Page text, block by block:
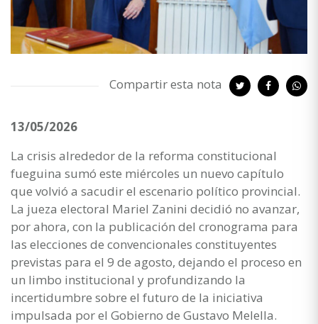
Compartir esta nota
13/05/2026
La crisis alrededor de la reforma constitucional
fueguina sumó este miércoles un nuevo capítulo
que volvió a sacudir el escenario político provincial.
La jueza electoral Mariel Zanini decidió no avanzar,
por ahora, con la publicación del cronograma para
las elecciones de convencionales constituyentes
previstas para el 9 de agosto, dejando el proceso en
un limbo institucional y profundizando la
incertidumbre sobre el futuro de la iniciativa
impulsada por el Gobierno de Gustavo Melella.